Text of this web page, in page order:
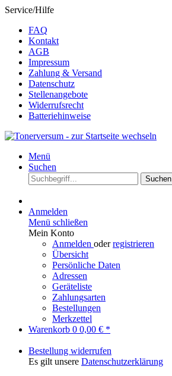
Service/Hilfe
FAQ
Kontakt
AGB
Impressum
Zahlung & Versand
Datenschutz
Stellenangebote
Widerrufsrecht
Batteriehinweise
Menü
Suchen
Suchen
Anmelden
Menü schließen
Mein Konto
Anmelden oderregistrieren
Übersicht
Persönliche Daten
Adressen
Geräteliste
Zahlungsarten
Bestellungen
Merkzettel
Warenkorb 0 0,00 € *
Bestellung widerrufen
Es gilt unsere Datenschutzerklärung